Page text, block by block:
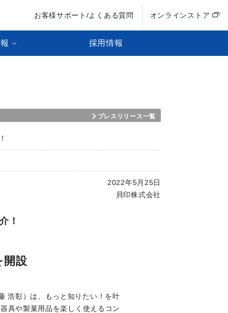
お客様サポート/よくある質問 オンラインストア
採用情報
プレスリリース一覧
2022年5月25日
貝印株式会社
！
設
浩彰）は、もっと知りたい！を叶
具や製菓用品を楽しく使えるコン